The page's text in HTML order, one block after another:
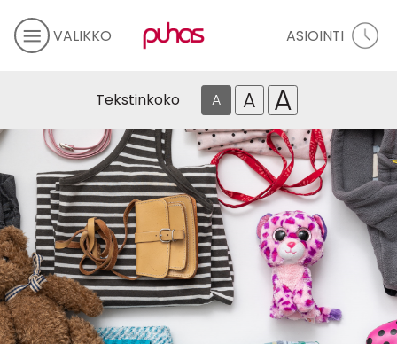
VALIKKO ASIOINTI
Tekstinkoko A A A